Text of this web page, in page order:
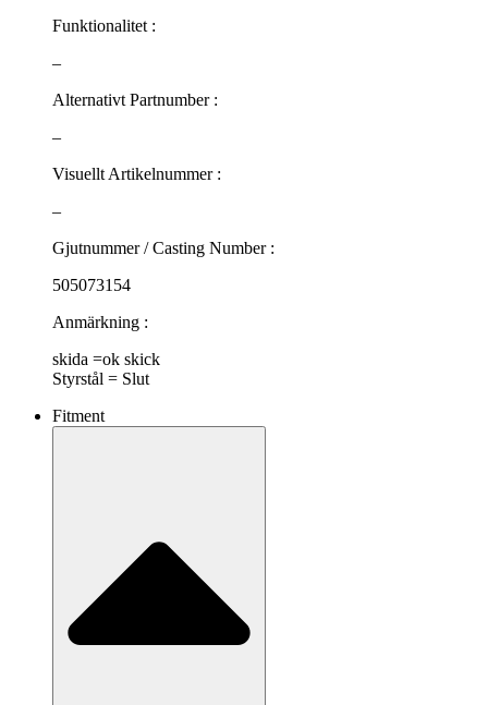
Funktionalitet :
–
Alternativt Partnumber :
–
Visuellt Artikelnummer :
–
Gjutnummer / Casting Number :
505073154
Anmärkning :
skida =ok skick
Styrstål = Slut
Fitment